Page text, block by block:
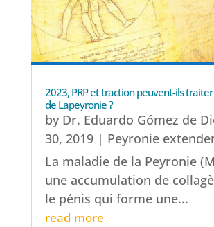
2023, PRP et traction peuvent-ils
de Lapeyronie ?
by Dr. Eduardo Gómez de
30, 2019| Peyronie
La maladie de la Peyronie
une accumulation de
le pénis qui forme une...
read more